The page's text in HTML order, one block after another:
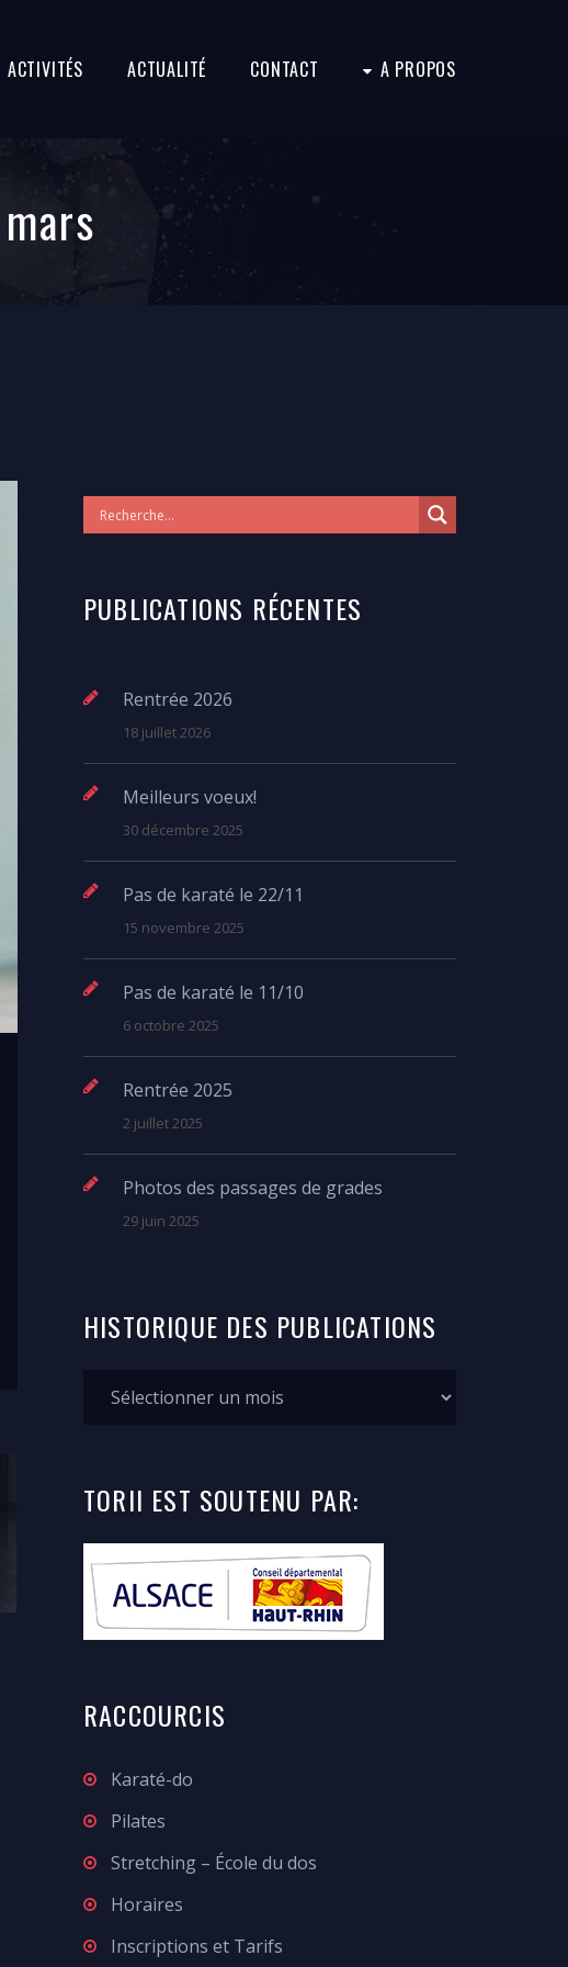
ACTIVITÉS ACTUALITÉ CONTACT A PROPOS
PUBLICATIONS RÉCENTES
Rentrée 2026
18 juillet 2026
Meilleurs voeux!
30 décembre 2025
Pas de karaté le 22/11
15 novembre 2025
Pas de karaté le 11/10
6 octobre 2025
Rentrée 2025
2 juillet 2025
Photos des passages de grades
29 juin 2025
HISTORIQUE DES PUBLICATIONS
TORII EST SOUTENU PAR:
RACCOURCIS
Karaté-do
Pilates
Stretching – École du dos
Horaires
Inscriptions et Tarifs